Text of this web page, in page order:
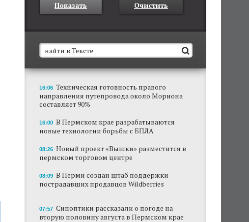
Показать Очистить
В Пермском крае установят новые станции
обнаружения беспилотников
Они используются для обнаружения и
отслеживания БПЛА в воздухе.
Новый проект «Вышки» разместится в
пермском торговом центре
В Перми создан штаб поддержки
В субботу в центре Перми выступит DJ Smash
Сеть «Иль де Ботэ» уходит из Перми
16:06 Техническая готовность правого
направления путепровода около Мориона
составляет 90%
16:00 В Пермском крае разрабатываются
новые технологии борьбы с БПЛА
08:26 Новый проект «Вышки» разместится в
пермском торговом центре
08:09 В Перми создан штаб поддержки
пострадавших продавцов Wildberries
07:57 Синоптики рассказали о погоде на
вторую половину августа в Пермском крае